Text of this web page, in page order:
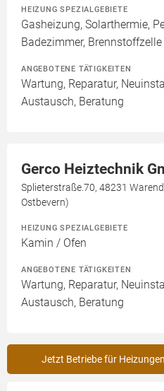
HEIZUNG SPEZIALGEBIETE
Gasheizung, Solarthermie,
Badezimmer, Brennstoffzelle
ANGEBOTENE TÄTIGKEITEN
Wartung, Reparatur,
Austausch, Beratung
Gerco Heiztechnik
Splieterstraße.70, 48231
Ostbevern)
HEIZUNG SPEZIALGEBIETE
Kamin / Ofen
ANGEBOTENE TÄTIGKEITEN
Wartung, Reparatur,
Austausch, Beratung
Jetzt Betriebe für